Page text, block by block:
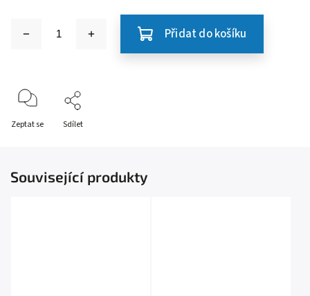
Přidat do košíku
Zeptat se Sdílet
Související produkty